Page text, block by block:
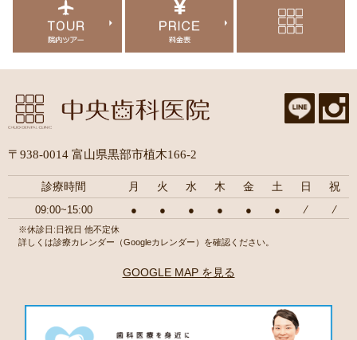
〒938-0014 富山県黒部市植木166-2
診療時間 月 火 水 木 金 土 日 祝
09:00~15:00 ● ● ● ● ● ● ⁄ ⁄
※休診日:日祝日 他不定休
詳しくは診療カレンダー（Googleカレンダー）を確認ください。
GOOGLE MAP を見る